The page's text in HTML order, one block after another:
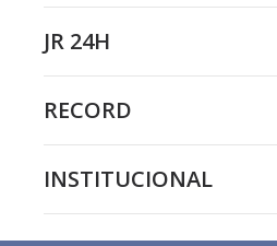
JR 24H
RECORD
INSTITUCIONAL